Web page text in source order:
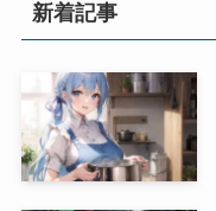
新着記事